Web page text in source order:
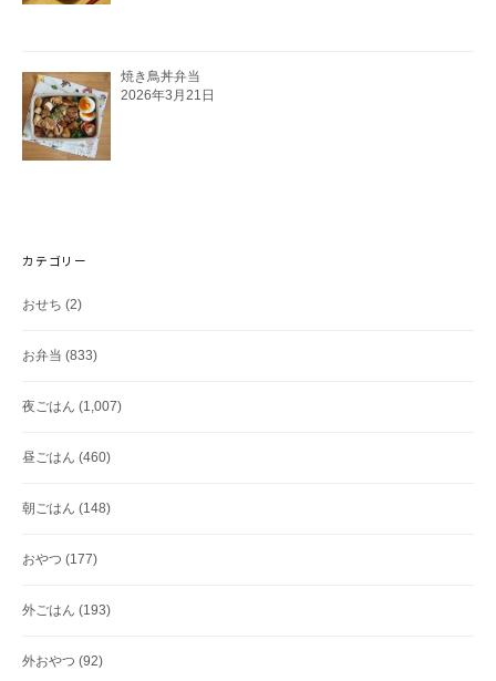
焼き鳥丼弁当
2026年3月21日
カテゴリー
おせち (2)
お弁当 (833)
夜ごはん (1,007)
昼ごはん (460)
朝ごはん (148)
おやつ (177)
外ごはん (193)
外おやつ (92)